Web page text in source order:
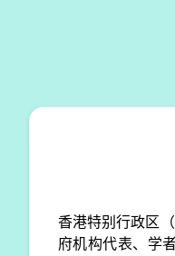
香港特别行政区
府机构代表、学